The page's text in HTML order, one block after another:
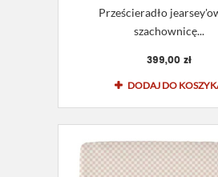
Prześcieradło
szachownicę...
399,00 zł
DODAJ DO